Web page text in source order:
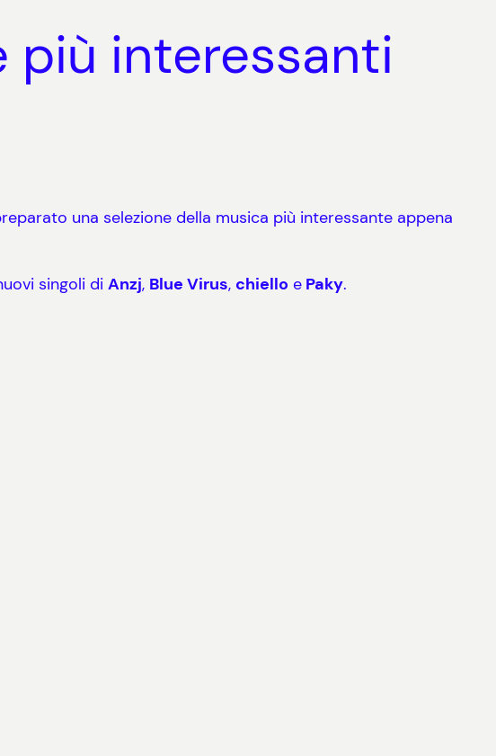
più interessanti
una selezione della musica più interessante appena
singoli di Anzj, Blue Virus, chiello e Paky.